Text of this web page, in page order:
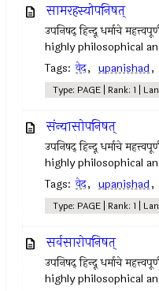
सामरहस्योपनिषत्
उपनिषद् हिन्दू धर्माचे
highly philosophical
Tags: वेद, upanishad,
Type: PAGE | Rank: 1 |
संन्यासोपनिषत्
उपनिषद् हिन्दू धर्माचे
highly philosophical
Tags: वेद, upanishad,
Type: PAGE | Rank: 1 |
सर्वसारोपनिषत्
उपनिषद् हिन्दू धर्माचे
highly philosophical